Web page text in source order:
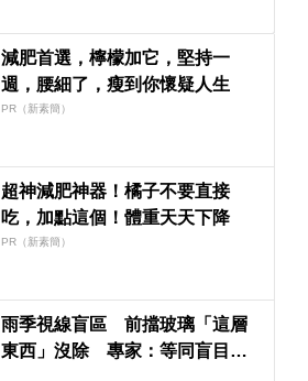
減肥首選，檸檬加它，堅持一
週，腰細了，瘦到你懷疑人生
PR（新素簡）
超神減肥神器！橘子不要直接
吃，加點這個！體重天天下降
PR（新素簡）
雨季視線盲區 前擋玻璃「這層
東西」沒除 專家：等同盲目駕